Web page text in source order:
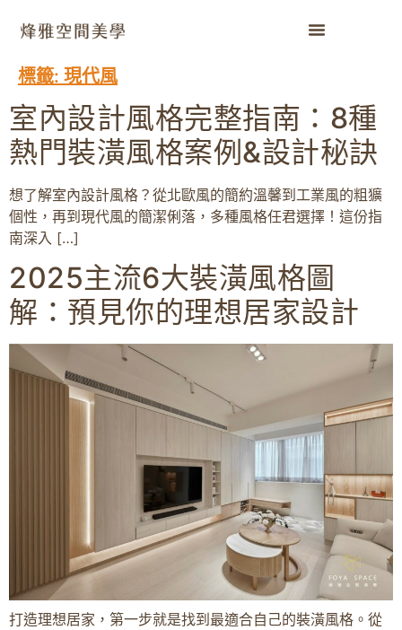
標籤: 現代風
室內設計風格完整指南：8種
熱門裝潢風格案例&設計秘訣
想了解室內設計風格？從北歐風的簡約溫馨到工業風的粗獷
個性，再到現代風的簡潔俐落，多種風格任君選擇！這份指
南深入 […]
2025主流6大裝潢風格圖
解：預見你的理想居家設計
打造理想居家，第一步就是找到最適合自己的裝潢風格。從